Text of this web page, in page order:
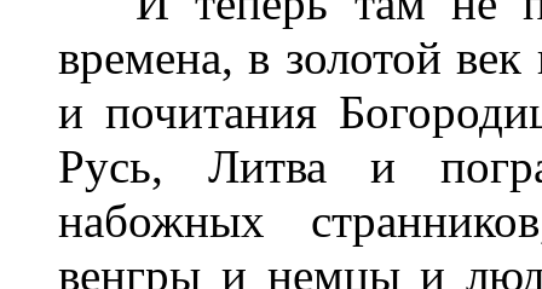
времена, в золотой
и почитания
Русь, Литва и
набожных
венгры и немцы и